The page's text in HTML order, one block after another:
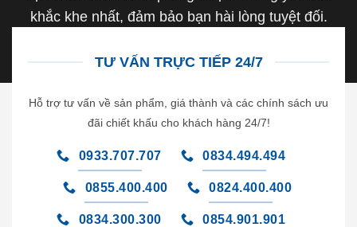
khắc khe nhất, đảm bảo bạn hài lòng tuyệt đối.
TƯ VẤN TRỰC TIẾP 24/7
Hỗ trợ tư vấn về sản phẩm, giá thành và các chính sách ưu
đãi chiết khấu cho khách hàng 24/7!
0933.707.707 0834.494.494
0855.400.400 0824.400.400
0834.300.300 0854.901.901